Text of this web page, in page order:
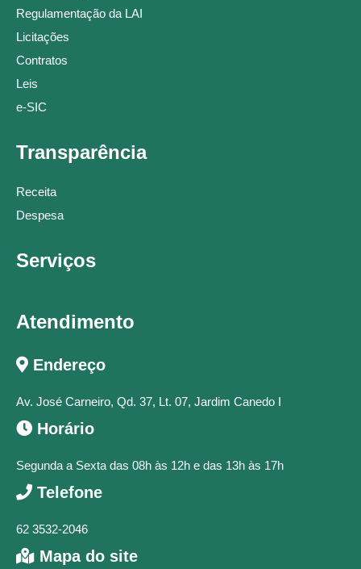
Regulamentação da LAI
Licitações
Contratos
Leis
e-SIC
Transparência
Receita
Despesa
Serviços
Atendimento
Endereço
Av. José Carneiro, Qd. 37, Lt. 07, Jardim Canedo I
Horário
Segunda a Sexta das 08h às 12h e das 13h às 17h
Telefone
62 3532-2046
Mapa do site